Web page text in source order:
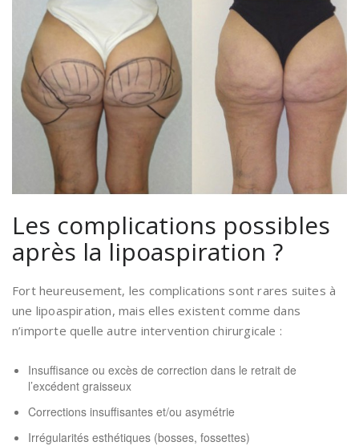
Les complications possibles
après la lipoaspiration ?
Fort heureusement, les complications sont rares suites à
une lipoaspiration, mais elles existent comme dans
n’importe quelle autre intervention chirurgicale :
Insuffisance ou excès de correction dans le retrait de
l’excédent graisseux
Corrections insuffisantes et/ou asymétrie
Irrégularités esthétiques (bosses, fossettes)